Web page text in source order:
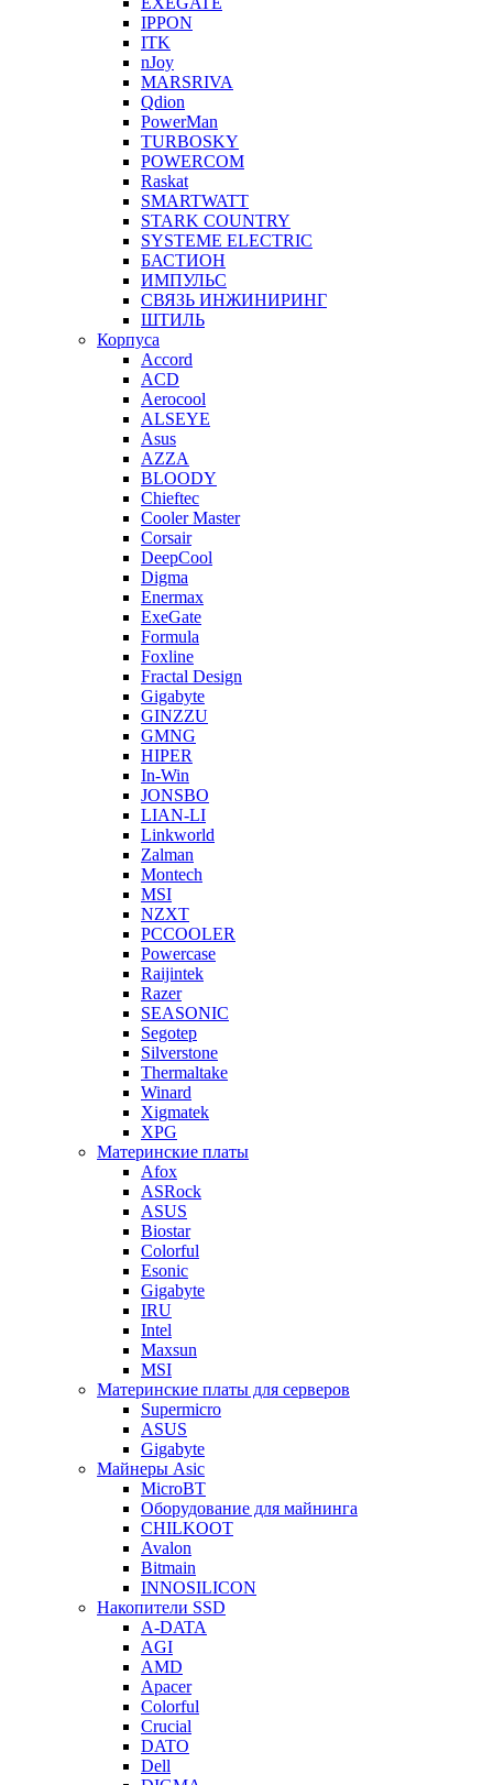
IPPON
ITK
nJoy
MARSRIVA
Qdion
PowerMan
TURBOSKY
POWERCOM
Raskat
SMARTWATT
STARK COUNTRY
SYSTEME ELECTRIC
БАСТИОН
ИМПУЛЬС
СВЯЗЬ ИНЖИНИРИНГ
ШТИЛЬ
Корпуса
Accord
ACD
Aerocool
ALSEYE
Asus
AZZA
BLOODY
Chieftec
Cooler Master
Corsair
DeepCool
Digma
Enermax
ExeGate
Formula
Foxline
Fractal Design
Gigabyte
GINZZU
GMNG
HIPER
In-Win
JONSBO
LIAN-LI
Linkworld
Zalman
Montech
MSI
NZXT
PCCOOLER
Powercase
Raijintek
Razer
SEASONIC
Segotep
Silverstone
Thermaltake
Winard
Xigmatek
XPG
Материнские платы
Afox
ASRock
ASUS
Biostar
Colorful
Esonic
Gigabyte
IRU
Intel
Maxsun
MSI
Материнские платы для серверов
Supermicro
ASUS
Gigabyte
Майнеры Asic
MicroBT
Оборудование для майнинга
CHILKOOT
Avalon
Bitmain
INNOSILICON
Накопители SSD
A-DATA
AGI
AMD
Apacer
Colorful
Crucial
DATO
Dell